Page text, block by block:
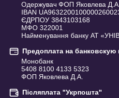
Одержувач ФОП Яковлева
IBAN
ЄДРПОУ 3843103168
МФО 322001
Найменування банку АТ
Предоплата на банковскую
Монобанк
5408 8100 4133 5323
ФОП Яковлева Д.А.
Післяплата "Укрпошта"